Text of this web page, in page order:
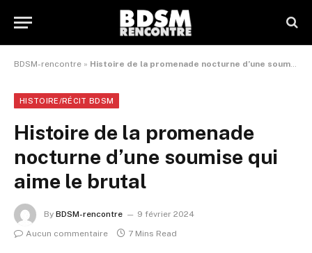
BDSM-rencontre » Histoire de la promenade nocturne d’une soumise qui aime le brutal
HISTOIRE/RÉCIT BDSM
Histoire de la promenade
nocturne d’une soumise qui
aime le brutal
By BDSM-rencontre
9 février 2024
Aucun commentaire
7 Mins Read